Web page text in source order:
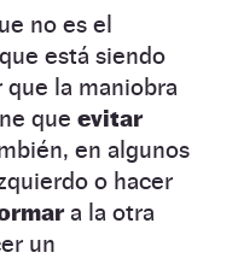
no es el
que está siendo
la maniobra
que evitar
en algunos
o hacer
a la otra
un